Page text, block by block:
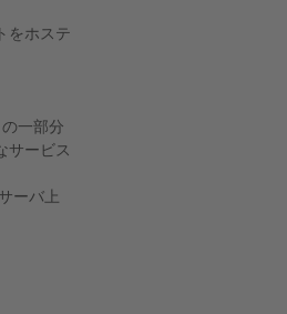
をホステ
一部分
サービス
ーバ上